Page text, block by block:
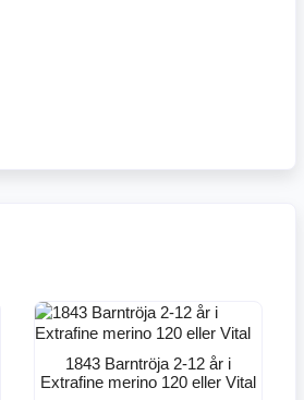
1843 Barntröja 2-12 år i
Extrafine merino 120 eller Vital